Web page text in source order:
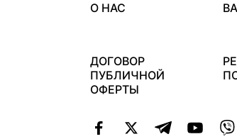
О НАС
ДОГОВОР
ПУБЛИЧНОЙ
ОФЕРТЫ